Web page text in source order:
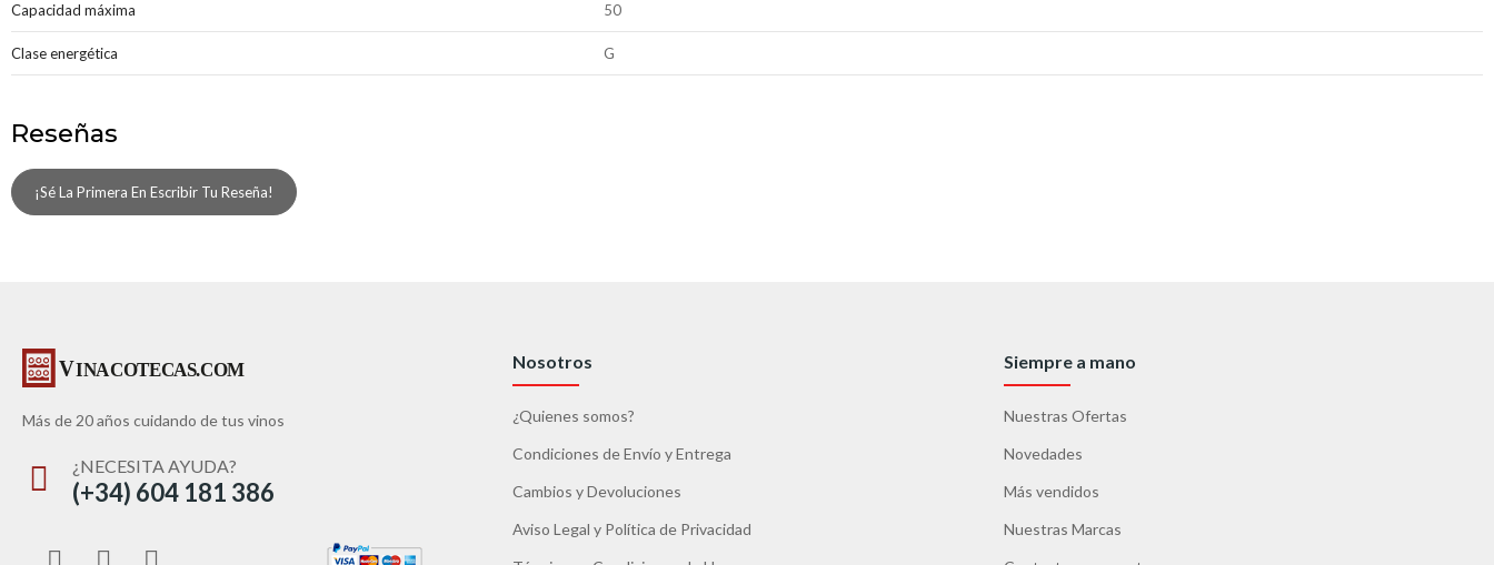
Capacidad máxima 50
Clase energética G
Reseñas
¡Sé La Primera En Escribir Tu Reseña!
Más de 20 años cuidando de tus vinos
¿NECESITA AYUDA?
(+34) 604 181 386
Nosotros
¿Quienes somos?
Condiciones de Envío y Entrega
Cambios y Devoluciones
Aviso Legal y Política de Privacidad
Siempre a mano
Nuestras Ofertas
Novedades
Más vendidos
Nuestras Marcas